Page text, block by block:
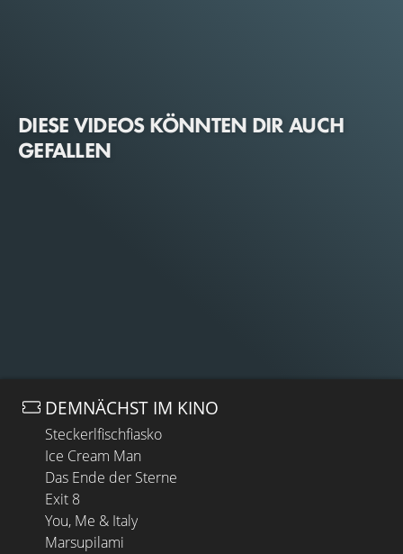
DIESE VIDEOS KÖNNTEN DIR AUCH
GEFALLEN
DEMNÄCHST IM KINO
Steckerlfischfiasko
Ice Cream Man
Das Ende der Sterne
Exit 8
You, Me & Italy
Marsupilami